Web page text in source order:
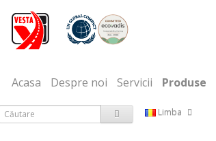
Acasa Despre noi Servicii Produse
Limba